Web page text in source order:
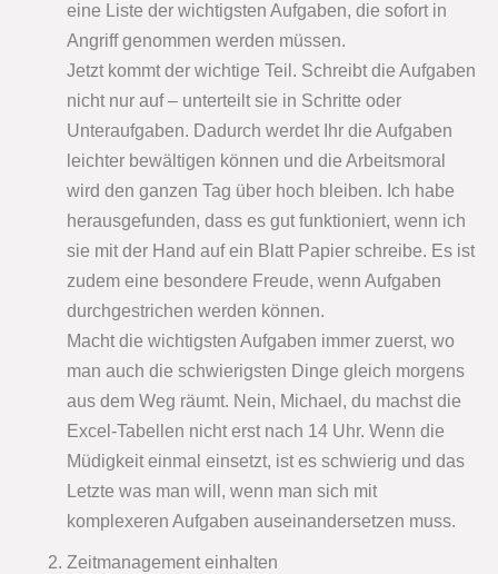
eine Liste der wichtigsten Aufgaben, die sofort in
Angriff genommen werden müssen.
Jetzt kommt der wichtige Teil. Schreibt die Aufgaben
nicht nur auf – unterteilt sie in Schritte oder
Unteraufgaben. Dadurch werdet Ihr die Aufgaben
leichter bewältigen können und die Arbeitsmoral
wird den ganzen Tag über hoch bleiben. Ich habe
herausgefunden, dass es gut funktioniert, wenn ich
sie mit der Hand auf ein Blatt Papier schreibe. Es ist
zudem eine besondere Freude, wenn Aufgaben
durchgestrichen werden können.
Macht die wichtigsten Aufgaben immer zuerst, wo
man auch die schwierigsten Dinge gleich morgens
aus dem Weg räumt. Nein, Michael, du machst die
Excel-Tabellen nicht erst nach 14 Uhr. Wenn die
Müdigkeit einmal einsetzt, ist es schwierig und das
Letzte was man will, wenn man sich mit
komplexeren Aufgaben auseinandersetzen muss.
Zeitmanagement einhalten